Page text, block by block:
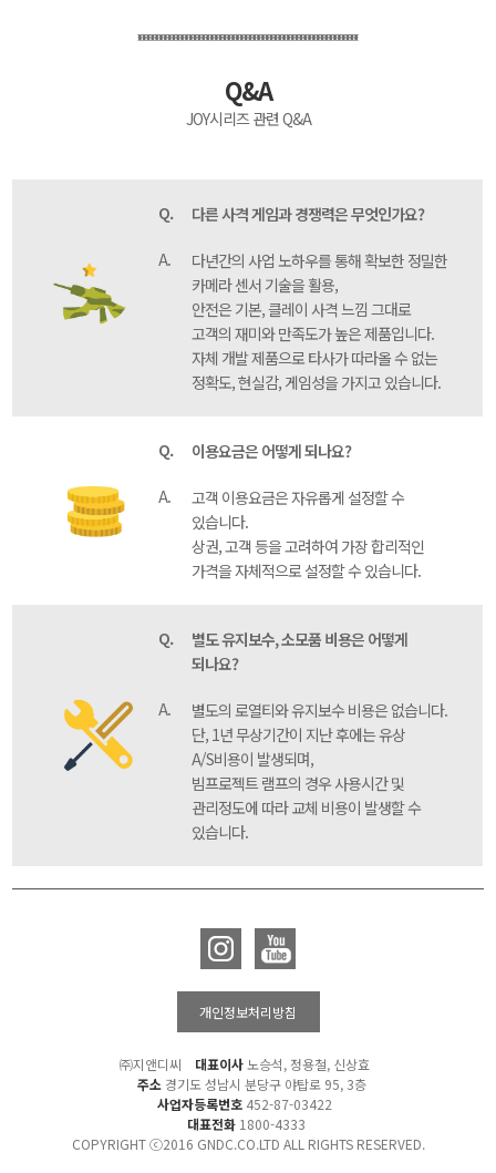
Q&A
JOY시리즈 관련 Q&A
Q. 다른 사격 게임과 경쟁력은 무엇인가요?
A.
다년간의 사업 노하우를 통해 확보한 정밀한
카메라 센서 기술을 활용,
안전은 기본, 클레이 사격 느낌 그대로
고객의 재미와 만족도가 높은 제품입니다.
자체 개발 제품으로 타사가 따라올 수 없는
정확도, 현실감, 게임성을 가지고 있습니다.
Q. 이용요금은 어떻게 되나요?
A.
고객 이용요금은 자유롭게 설정할 수
있습니다.
상권, 고객 등을 고려하여 가장 합리적인
가격을 자체적으로 설정할 수 있습니다.
Q.
별도 유지보수, 소모품 비용은 어떻게
되나요?
A.
별도의 로열티와 유지보수 비용은 없습니다.
단, 1년 무상기간이 지난 후에는 유상
A/S비용이 발생되며,
빔프로젝트 램프의 경우 사용시간 및
관리정도에 따라 교체 비용이 발생할 수
있습니다.
개인정보처리방침
㈜지앤디씨 대표이사노승석, 정용철, 신상효
주소경기도 성남시 분당구 야탑로 95, 3층
사업자등록번호 452-87-03422
대표전화 1800-4333
COPYRIGHT ⓒ2016 GNDC.CO.LTD ALL RIGHTS RESERVED.